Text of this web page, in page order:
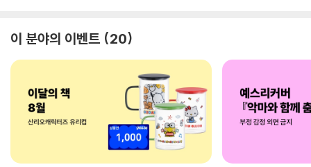
이 분야의 이벤트 20